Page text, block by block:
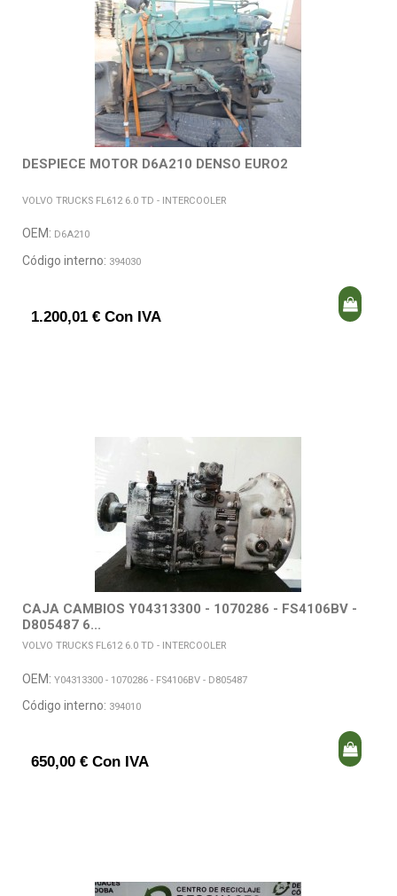
DESPIECE MOTOR D6A210 DENSO EURO2
VOLVO TRUCKS FL612 6.0 TD - INTERCOOLER
OEM: D6A210
Código interno: 394030
1.200,01 € Con IVA
CAJA CAMBIOS Y04313300 - 1070286 - FS4106BV -
D805487 6...
VOLVO TRUCKS FL612 6.0 TD - INTERCOOLER
OEM: Y04313300 - 1070286 - FS4106BV - D805487
Código interno: 394010
650,00 € Con IVA